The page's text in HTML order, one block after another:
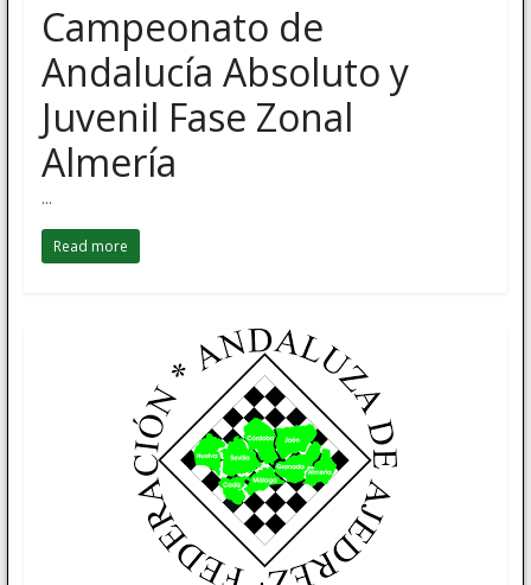
Campeonato de
Andalucía Absoluto y
Juvenil Fase Zonal
Almería
...
Read more